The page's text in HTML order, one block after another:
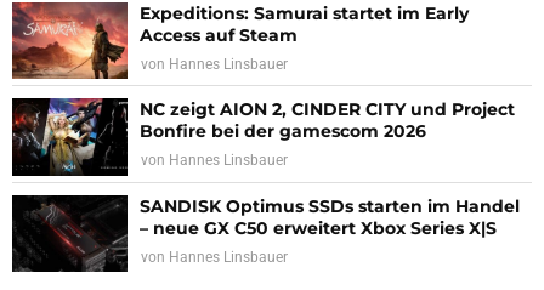
Expeditions: Samurai startet im Early
Access auf Steam
von Hannes Linsbauer
NC zeigt AION 2, CINDER CITY und Project
Bonfire bei der gamescom 2026
von Hannes Linsbauer
SANDISK Optimus SSDs starten im Handel
– neue GX C50 erweitert Xbox Series X|S
von Hannes Linsbauer